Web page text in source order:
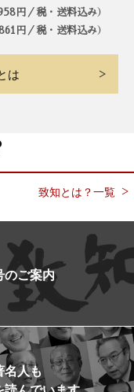
円／税・送料込み）
円／税・送料込み）
は
致知とは？一覧
のご案内
人も